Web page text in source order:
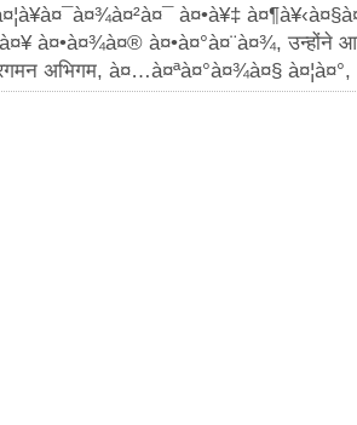
à¤•à¥‡
à¤•à¤¾à¤® à¤•à¤°à¤¨à¤¾, उन्होंने
अभिगम, à¤…à¤ªà¤°à¤¾à¤§